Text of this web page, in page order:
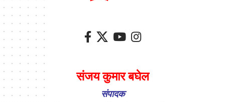
संजय कुमार बघेल
संपादक